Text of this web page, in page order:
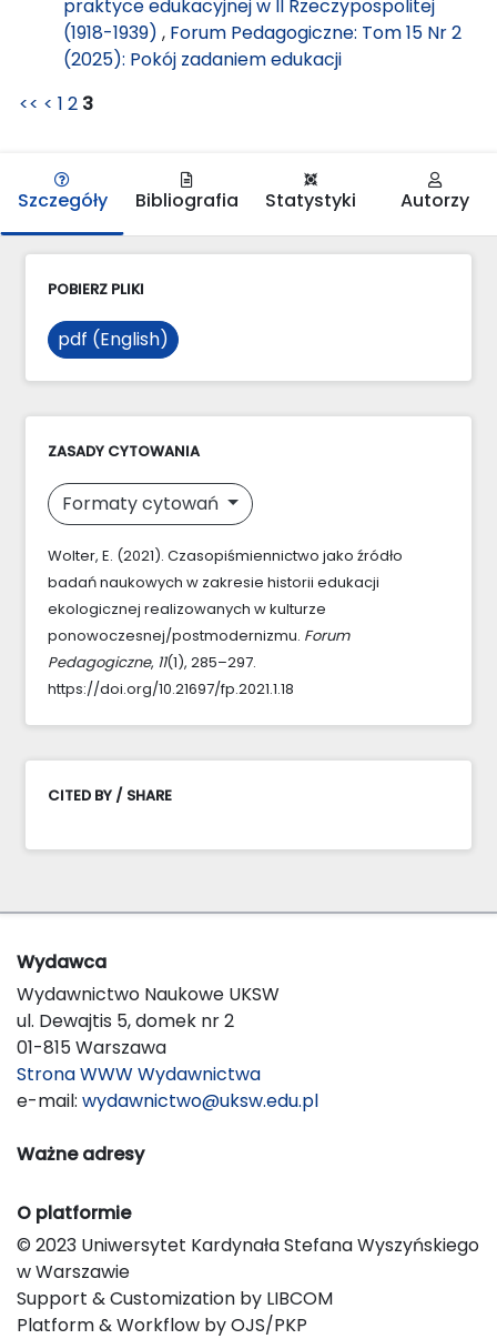
praktyce edukacyjnej w II Rzeczypospolitej
(1918-1939) , Forum Pedagogiczne: Tom 15 Nr 2
(2025): Pokój zadaniem edukacji
<< < 1 2 3
Szczegóły Bibliografia Statystyki Autorzy
POBIERZ PLIKI
pdf (English)
ZASADY CYTOWANIA
Formaty cytowań
Wolter, E. (2021). Czasopiśmiennictwo jako źródło
badań naukowych w zakresie historii edukacji
ekologicznej realizowanych w kulturze
ponowoczesnej/postmodernizmu. Forum
Pedagogiczne, 11(1), 285–297.
https://doi.org/10.21697/fp.2021.1.18
CITED BY / SHARE
Wydawca
Wydawnictwo Naukowe UKSW
ul. Dewajtis 5, domek nr 2
01-815 Warszawa
Strona WWW Wydawnictwa
e-mail: wydawnictwo@uksw.edu.pl
Ważne adresy
O platformie
© 2023 Uniwersytet Kardynała Stefana Wyszyńskiego
w Warszawie
Support & Customization by LIBCOM
Platform & Workflow by OJS/PKP